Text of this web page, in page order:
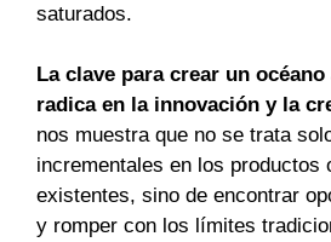
saturados.
La clave para crear un
radica en la innovación y la
nos muestra que no se trata
incrementales en los productos
existentes, sino de encontrar
y romper con los límites